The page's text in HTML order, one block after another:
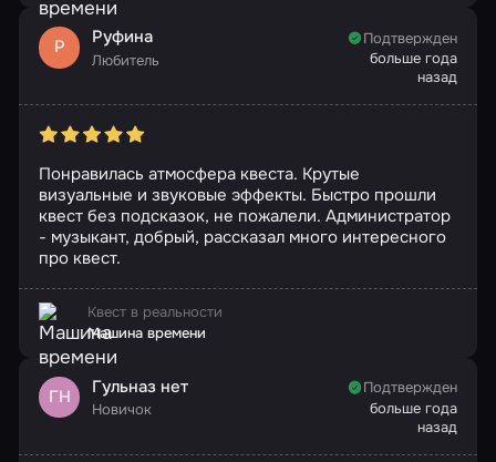
Р Руфина
Любитель
Подтвержден
больше года
назад
Понравилась атмосфера квеста. Крутые
визуальные и звуковые эффекты. Быстро прошли
квест без подсказок, не пожалели. Администратор
- музыкант, добрый, рассказал много интересного
про квест.
Квест в реальности
Машина времени
ГН Гульназ нет
Новичок
Подтвержден
больше года
назад